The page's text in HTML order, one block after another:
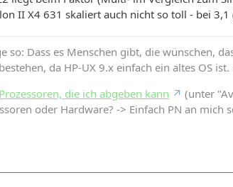
II X4 631 skaliert auch nicht so toll - bei
so: Dass es Menschen gibt, die wünschen,
da HP-UX 9.x einfach ein altes OS
Prozessoren, die ich abgeben kann
(unter
oder Hardware? -> Einfach PN an mich